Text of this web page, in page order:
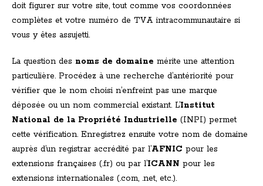
doit figurer sur votre site, tout comme vos coordonnées
complètes et votre numéro de TVA intracommunautaire si
vous y êtes assujetti.
La question des noms de domaine mérite une attention
particulière. Procédez à une recherche d’antériorité pour
vérifier que le nom choisi n’enfreint pas une marque
déposée ou un nom commercial existant. L’Institut
National de la Propriété Industrielle (INPI) permet
cette vérification. Enregistrez ensuite votre nom de domaine
auprès d’un registrar accrédité par l’AFNIC pour les
extensions françaises (.fr) ou par l’ICANN pour les
extensions internationales (.com, .net, etc.).